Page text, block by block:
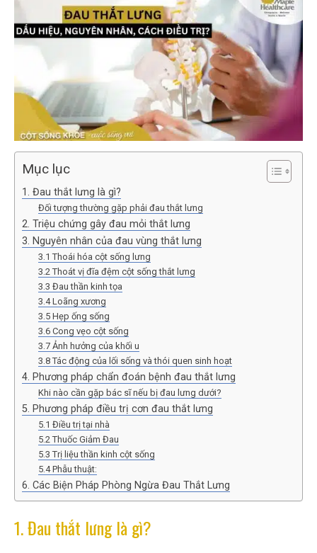
Mục lục
1. Đau thắt lưng là gì?
Đối tượng thường gặp phải đau thắt lưng
2. Triệu chứng gây đau mỏi thắt lưng
3. Nguyên nhân của đau vùng thắt lưng
3.1 Thoái hóa cột sống lưng
3.2 Thoát vị đĩa đệm cột sống thắt lưng
3.3 Đau thần kinh tọa
3.4 Loãng xương
3.5 Hẹp ống sống
3.6 Cong vẹo cột sống
3.7 Ảnh hưởng của khối u
3.8 Tác động của lối sống và thói quen sinh hoạt
4. Phương pháp chẩn đoán bệnh đau thắt lưng
Khi nào cần gặp bác sĩ nếu bị đau lưng dưới?
5. Phương pháp điều trị cơn đau thắt lưng
5.1 Điều trị tại nhà
5.2 Thuốc Giảm Đau
5.3 Trị liệu thần kinh cột sống
5.4 Phẫu thuật:
6. Các Biện Pháp Phòng Ngừa Đau Thắt Lưng
1. Đau thắt lưng là gì?